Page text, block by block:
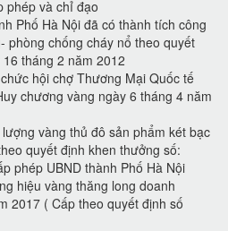
phép và chỉ đạo
Phố Hà Nội đã có thành tích công
phòng chống cháy nổ theo quyết
tháng 2 năm 2012
hội chợ Thương Mại Quốc tế
chương vàng ngày 6 tháng 4 năm
vàng thủ đô sản phẩm két bạc
quyết định khen thưởng số:
phép UBND thành Phố Hà Nội
hiệu vàng thăng long doanh
2017 ( Cấp theo quyết định số